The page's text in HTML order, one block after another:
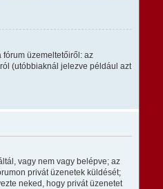
fórum üzemeltetőiről: az
(utóbbiaknál jelezve például azt
vagy nem vagy belépve; az
privát üzenetek küldését;
neked, hogy privát üzenetet